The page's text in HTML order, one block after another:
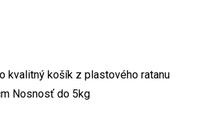
kvalitný košík z plastového ratanu
Nosnosť do 5kg